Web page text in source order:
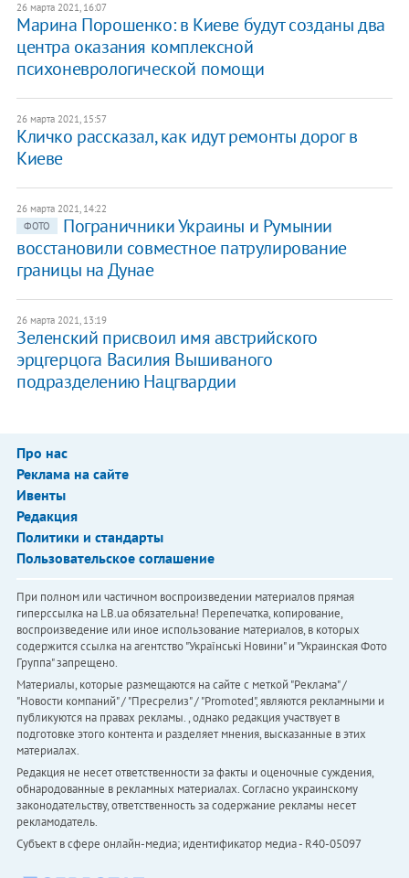
26 марта 2021, 16:07
Марина Порошенко: в Киеве будут созданы два
центра оказания комплексной
психоневрологической помощи
26 марта 2021, 15:57
Кличко рассказал, как идут ремонты дорог в
Киеве
26 марта 2021, 14:22
ФОТО
Пограничники Украины и Румынии
восстановили совместное патрулирование
границы на Дунае
26 марта 2021, 13:19
Зеленский присвоил имя австрийского
эрцгерцога Василия Вышиваного
подразделению Нацгвардии
Про нас
Реклама на сайте
Ивенты
Редакция
Политики и стандарты
Пользовательское соглашение
При полном или частичном воспроизведении материалов прямая
гиперссылка на LB.ua обязательна! Перепечатка, копирование,
воспроизведение или иное использование материалов, в которых
содержится ссылка на агентство "Українськi Новини" и "Украинская Фото
Группа" запрещено.
Материалы, которые размещаются на сайте с меткой "Реклама" /
"Новости компаний" / "Пресрелиз" / "Promoted", являются рекламными и
публикуются на правах рекламы. , однако редакция участвует в
подготовке этого контента и разделяет мнения, высказанные в этих
материалах.
Редакция не несет ответственности за факты и оценочные суждения,
обнародованные в рекламных материалах. Согласно украинскому
законодательству, ответственность за содержание рекламы несет
рекламодатель.
Субъект в сфере онлайн-медиа; идентификатор медиа - R40-05097